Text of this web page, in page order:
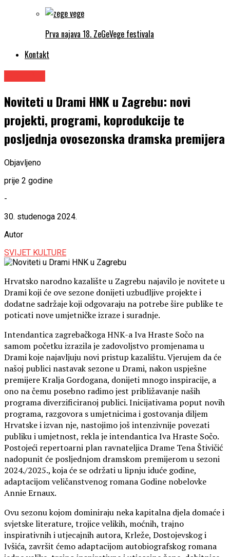
Prva najava 18. ZeGeVege festivala
Kontakt
Noviteti u Drami HNK u Zagrebu: novi
projekti, programi, koprodukcije te
posljednja ovosezonska dramska premijera
Objavljeno
prije 2 godine
-
30. studenoga 2024.
Autor
SVIJET KULTURE
Hrvatsko narodno kazalište u Zagrebu najavilo je novitete u
Drami koji će ove sezone donijeti uzbudljive projekte i
dodatne sadržaje koji odgovaraju na potrebe šire publike te
poticati nove umjetničke izraze i suradnje.
Intendantica zagrebačkoga HNK-a Iva Hraste Sočo na
samom početku izrazila je zadovoljstvo promjenama u
Drami koje najavljuju novi pristup kazalištu. Vjerujem da će
našoj publici nastavak sezone u Drami, nakon uspješne
premijere Kralja Gordogana, donijeti mnogo inspiracije, a
ono na čemu posebno radimo jest približavanje naših
programa diverzificiranoj publici. Inicijativama poput novih
programa, razgovora s umjetnicima i gostovanja diljem
Hrvatske i izvan nje, nastojimo još intenzivnije povezati
publiku i umjetnost, rekla je intendantica Iva Hraste Sočo.
Postojeći repertoarni plan ravnateljica Drame Tena Štivičić
nadopunit će posljednjom dramskom premijerom u sezoni
2024./2025., koja će se održati u lipnju iduće godine,
adaptacijom veličanstvenog romana Godine nobelovke
Annie Ernaux.
Ovu sezonu kojom dominiraju neka kapitalna djela domaće i
svjetske literature, trojice velikih, moćnih, trajno
inspirativnih i utjecajnih autora, Krleže, Dostojevskog i
Ivšića, završit ćemo adaptacijom autobiografskog romana